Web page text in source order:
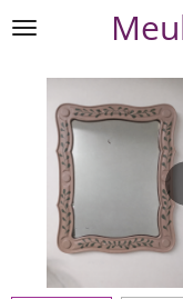
Ga
naar
hoofdinhoud